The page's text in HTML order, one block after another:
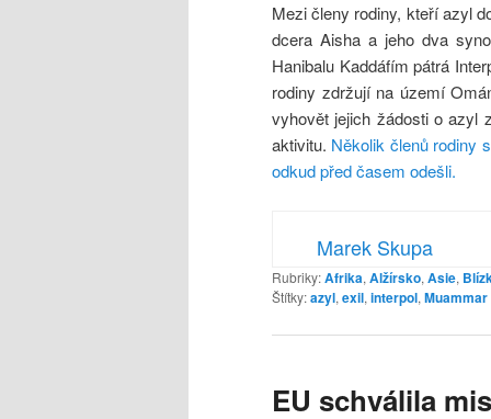
Mezi členy rodiny, kteří azyl
dcera Aisha a jeho dva
Hanibalu Kaddáfím pátrá
rodiny zdržují na území
vyhovět jejich žádosti o azyl
aktivitu. Několik členů rodiny
odkud před časem odešli.
Marek Skupa
Rubriky:Afrika,Alžírsko,Asie,
Štítky:azyl,exil,interpol,
EU schválila